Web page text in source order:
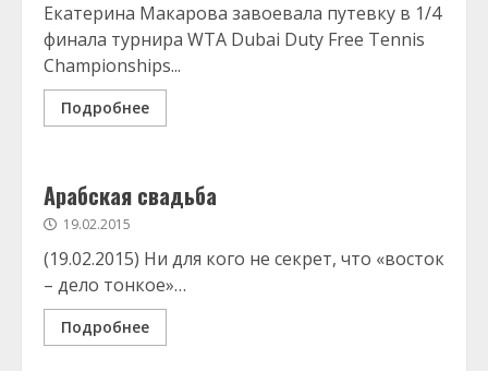
Екатерина Макарова завоевала путевку в 1/4
финала турнира WTA Dubai Duty Free Tennis
Championships...
Подробнее
Арабская свадьба
19.02.2015
(19.02.2015) Ни для кого не секрет, что «восток
– дело тонкое»…
Подробнее